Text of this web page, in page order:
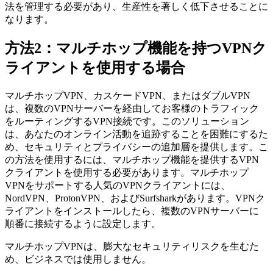
法を管理する必要があり、生産性を著しく低下させることに
なります。
方法2：マルチホップ機能を持つVPNク
ライアントを使用する場合
マルチホップVPN、カスケードVPN、またはダブルVPN
は、複数のVPNサーバーを経由してお客様のトラフィック
をルーティングするVPN接続です。このソリューション
は、あなたのオンライン活動を追跡することを困難にするた
め、セキュリティとプライバシーの追加層を提供します。こ
の方法を使用するには、マルチホップ機能を提供するVPN
クライアントを使用する必要があります。マルチホップ
VPNをサポートする人気のVPNクライアントには、
NordVPN、ProtonVPN、およびSurfsharkがあります。VPNク
ライアントをインストールしたら、複数のVPNサーバーに
順番に接続するように設定します。
マルチホップVPNは、膨大なセキュリティリスクを生むた
め、ビジネスでは使用しません。